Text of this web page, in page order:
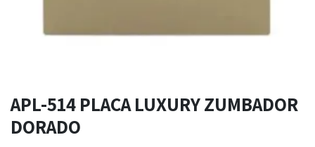
APL-514 PLACA LUXURY ZUMBADOR
DORADO